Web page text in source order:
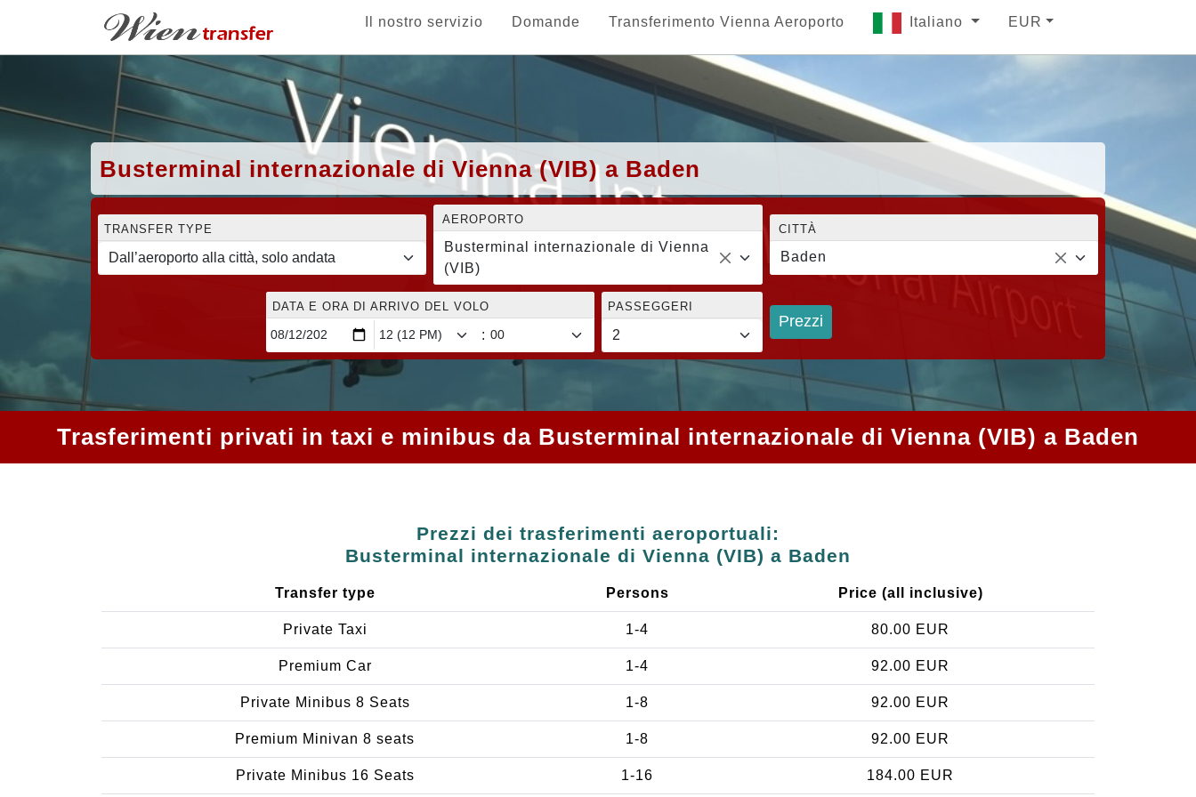
Il nostro servizio Domande Transferimento Vienna Aeroporto Italiano EUR
Busterminal internazionale di Vienna (VIB) a Baden
TRANSFER TYPE
AEROPORTO
Busterminal internazionale di Vienna
(VIB)
CITTÀ
Baden
DATA E ORA DI ARRIVO DEL VOLO
:
PASSEGGERI
Prezzi
Trasferimenti privati in taxi e minibus da Busterminal internazionale di Vienna (VIB) a Baden
Prezzi dei trasferimenti aeroportuali:
Busterminal internazionale di Vienna (VIB) a Baden
Transfer type Persons Price (all inclusive)
Private Taxi 1-4 80.00 EUR
Premium Car 1-4 92.00 EUR
Private Minibus 8 Seats 1-8 92.00 EUR
Premium Minivan 8 seats 1-8 92.00 EUR
Private Minibus 16 Seats 1-16 184.00 EUR